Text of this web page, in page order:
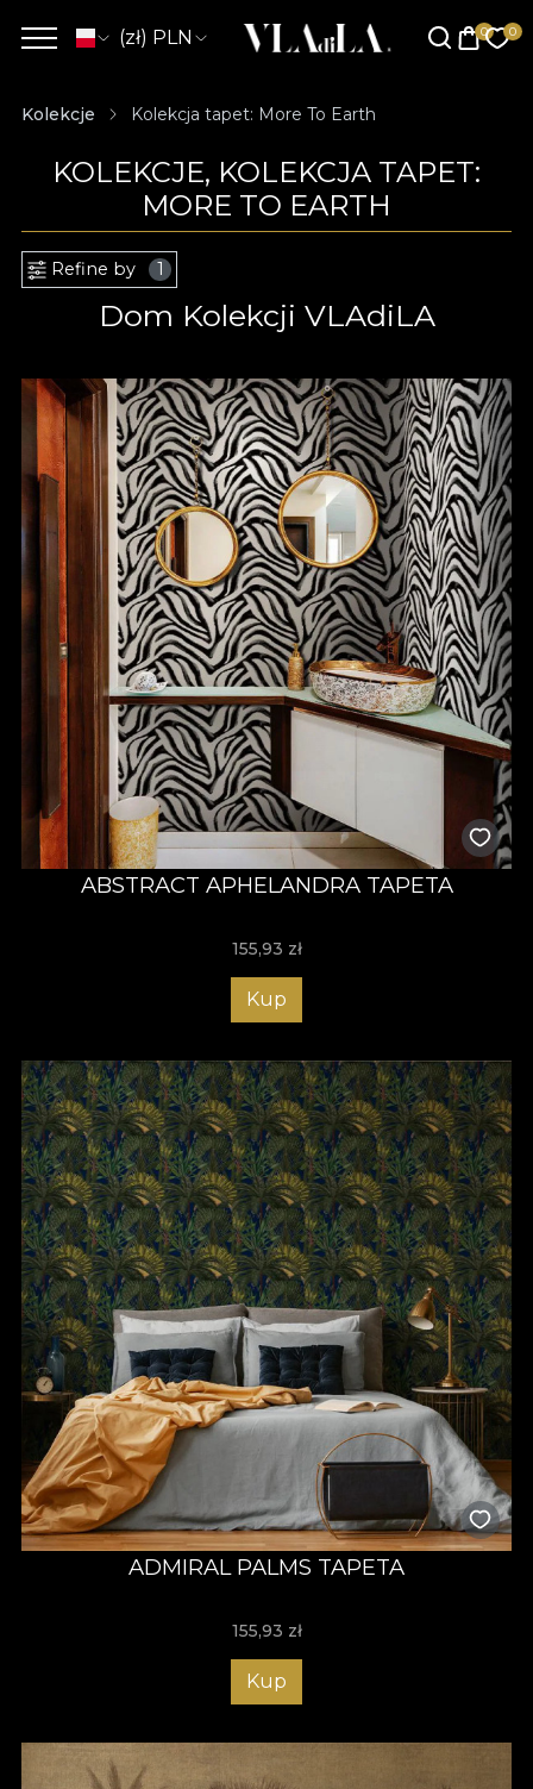
(zł) PLN
Kolekcje Kolekcja tapet: More To Earth
KOLEKCJE, KOLEKCJA TAPET:
MORE TO EARTH
Refine by 1
Dom Kolekcji VLAdiLA
ABSTRACT APHELANDRA TAPETA
155,93 zł
Kup
ADMIRAL PALMS TAPETA
155,93 zł
Kup